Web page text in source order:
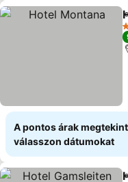
A pontos árak
válasszon dátumokat